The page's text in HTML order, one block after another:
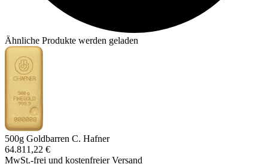
Ähnliche Produkte werden geladen
500g Goldbarren C. Hafner
64.811,22 €
MwSt.-frei und kostenfreier Versand